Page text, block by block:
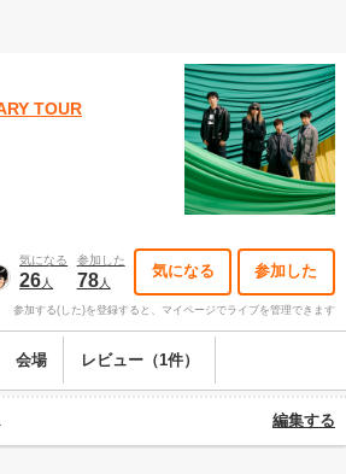
TOUR
気になる
26人
参加した
78人
気になる 参加した
参加する(した)を登録すると、マイページでライブを管理できます
会場 レビュー（1件）
編集する